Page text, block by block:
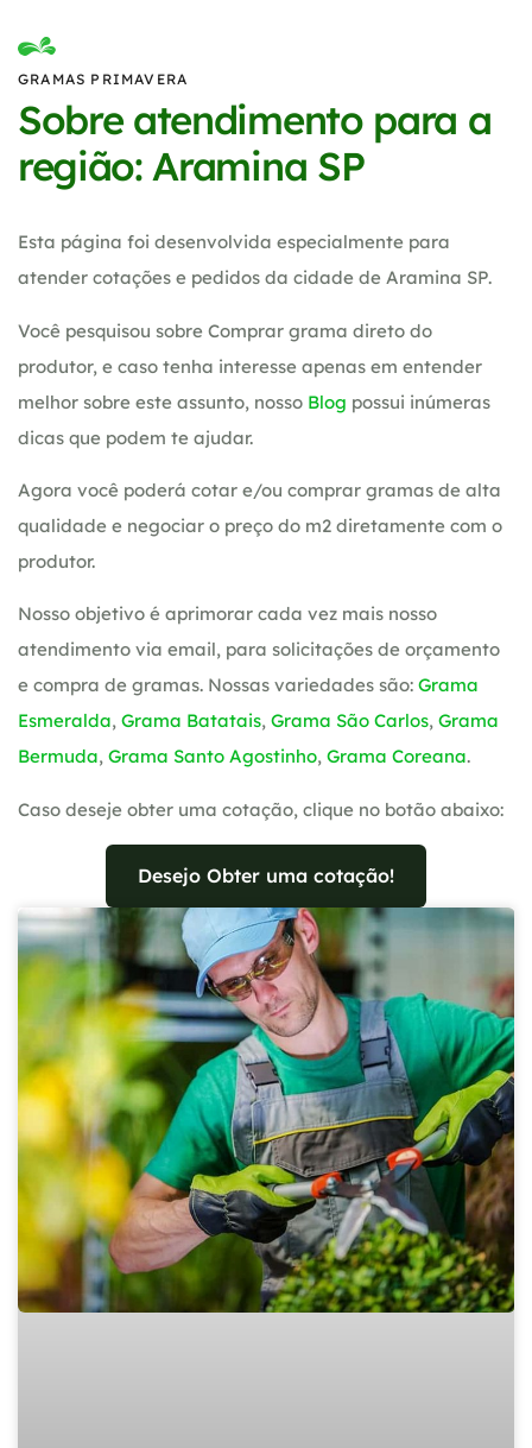
GRAMAS PRIMAVERA
Sobre atendimento para a
região: Aramina SP
Esta página foi desenvolvida especialmente para
atender cotações e pedidos da cidade de Aramina SP.
Você pesquisou sobre Comprar grama direto do
produtor, e caso tenha interesse apenas em entender
melhor sobre este assunto, nosso Blog possui inúmeras
dicas que podem te ajudar.
Agora você poderá cotar e/ou comprar gramas de alta
qualidade e negociar o preço do m2 diretamente com o
produtor.
Nosso objetivo é aprimorar cada vez mais nosso
atendimento via email, para solicitações de orçamento
e compra de gramas. Nossas variedades são: Grama
Esmeralda, Grama Batatais, Grama São Carlos, Grama
Bermuda, Grama Santo Agostinho, Grama Coreana.
Caso deseje obter uma cotação, clique no botão abaixo:
Desejo Obter uma cotação!